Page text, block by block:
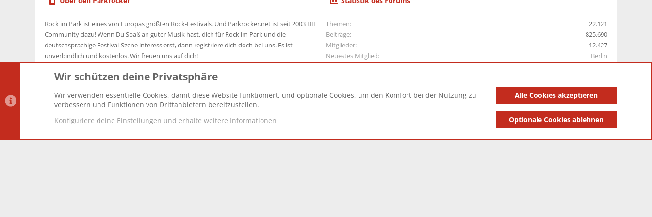
Rock im Park ist eines von Europas größten Rock-Festivals. Und Parkrocker.net ist seit 2003 DIE
Community dazu! Wenn Du Spaß an guter Musik hast, dich für Rock im Park und die
deutschsprachige Festival-Szene interessierst, dann registriere dich doch bei uns. Es ist
unverbindlich und kostenlos. Wir freuen uns auf dich!
Themen
22.121
Beiträge
825.690
Mitglieder
12.427
Neuestes Mitglied
Berlin
Datenschutz-Einstellungen PR Light Deutsch [Du] Datenschutzerklärung Impressum
Wir schützen deine Privatsphäre
Wir verwenden essentielle Cookies, damit diese Website funktioniert, und optionale Cookies, um den Komfort bei der Nutzung zu
verbessern und Funktionen von Drittanbietern bereitzustellen.
Konfiguriere deine Einstellungen und erhalte weitere Informationen
Alle Cookies akzeptieren
Optionale Cookies ablehnen